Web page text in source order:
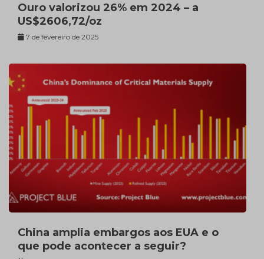
Ouro valorizou 26% em 2024 – a
US$2606,72/oz
7 de fevereiro de 2025
China amplia embargos aos EUA e o
que pode acontecer a seguir?